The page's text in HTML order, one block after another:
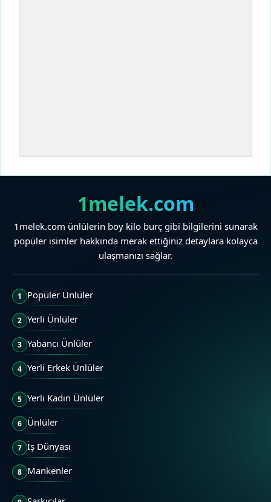
1melek.com
1melek.com ünlülerin boy kilo burç gibi bilgilerini sunarak
popüler isimler hakkında merak ettiğiniz detaylara kolayca
ulaşmanızı sağlar.
1 Popüler Ünlüler
2 Yerli Ünlüler
3 Yabancı Ünlüler
4 Yerli Erkek Ünlüler
5 Yerli Kadın Ünlüler
6 Ünlüler
7 İş Dünyası
8 Mankenler